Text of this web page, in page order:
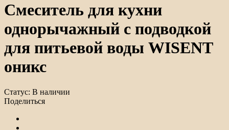
Смеситель для кухни
однорычажный с подводкой
для питьевой воды WISENT
оникс
Статус: В наличии
Поделиться